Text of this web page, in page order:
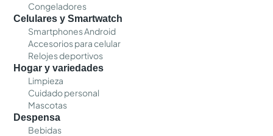
Congeladores
Celulares y Smartwatch
Smartphones Android
Accesorios para celular
Relojes deportivos
Hogar y variedades
Limpieza
Cuidado personal
Mascotas
Despensa
Bebidas